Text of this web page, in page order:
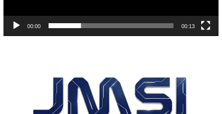
00:00 00:13